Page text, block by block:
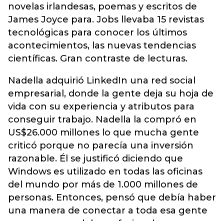
novelas irlandesas, poemas y escritos de
James Joyce para. Jobs llevaba 15 revistas
tecnológicas para conocer los últimos
acontecimientos, las nuevas tendencias
científicas. Gran contraste de lecturas.
Nadella adquirió LinkedIn una red social
empresarial, donde la gente deja su hoja de
vida con su experiencia y atributos para
conseguir trabajo. Nadella la compró en
US$26.000 millones lo que mucha gente
criticó porque no parecía una inversión
razonable. Él se justificó diciendo que
Windows es utilizado en todas las oficinas
del mundo por más de 1.000 millones de
personas. Entonces, pensó que debía haber
una manera de conectar a toda esa gente